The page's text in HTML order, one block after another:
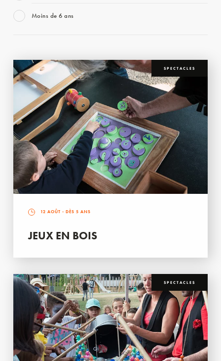
Moins de 6 ans
SPECTACLES
12 AOÛT - DÈS 5 ANS
JEUX EN BOIS
SPECTACLES